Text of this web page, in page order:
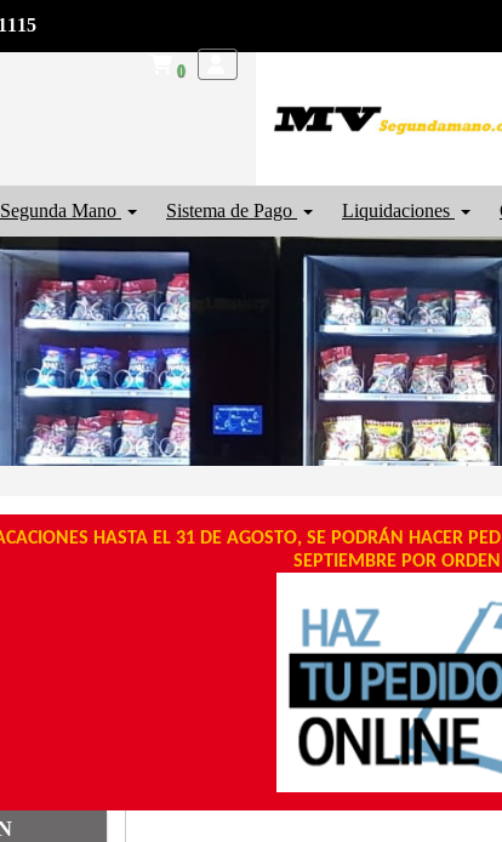
0
Mano Sistema de Pago Liquidaciones
HASTA EL 31 DE AGOSTO, SE PODRÁN HACER
SEPTIEMBRE POR